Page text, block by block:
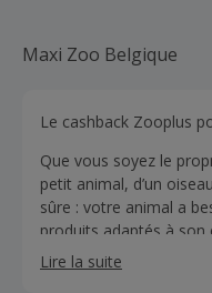
Maxi Zoo Belgique
Le cashback Zooplus
Que vous soyez le
petit animal, d’un
sûre : votre animal a
produits adaptés à
plus de 11 000 articles,
d’accessoires. Vous y
Lire la suite